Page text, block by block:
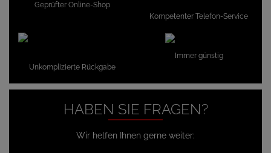
Geprüfter Online-Shop
Kompetenter Telefon-Service
Unkomplizierte Rückgabe
Immer günstig
HABEN SIE FRAGEN?
Wir helfen Ihnen gerne weiter: